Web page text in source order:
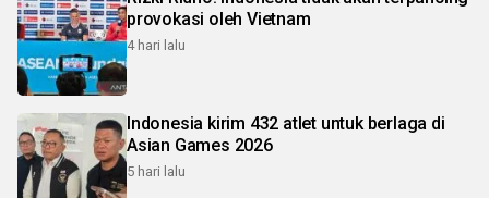
provokasi oleh Vietnam
4 hari lalu
Indonesia kirim 432 atlet untuk berlaga di
Asian Games 2026
5 hari lalu